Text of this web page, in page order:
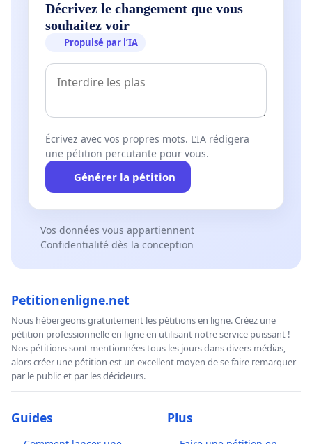
Décrivez le changement que vous
souhaitez voir
Propulsé par l’IA
Écrivez avec vos propres mots. L’IA rédigera
une pétition percutante pour vous.
Générer la pétition
Vos données vous appartiennent
Confidentialité dès la conception
Petitionenligne.net
Nous hébergeons gratuitement les pétitions en ligne. Créez une
pétition professionnelle en ligne en utilisant notre service puissant !
Nos pétitions sont mentionnées tous les jours dans divers médias,
alors créer une pétition est un excellent moyen de se faire remarquer
par le public et par les décideurs.
Guides Plus